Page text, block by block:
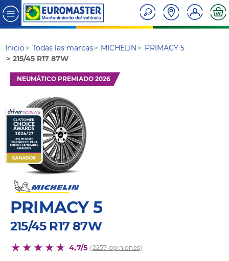
Inicio Todas las marcas MICHELIN
PRIMACY 5
215/45 R17 87W
NEUMÁTICO PREMIADO 2026
PRIMACY 5
215/45 R17 87W
4,7/5 (2257 opiniones)